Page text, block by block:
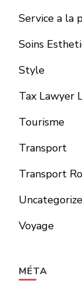
Service a la
Soins
Style
Tax Lawyer
Tourisme
Transport
Transport
Voyage
MÉTA